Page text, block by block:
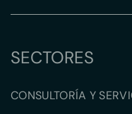
SECTORES
CONSULTORÍA Y